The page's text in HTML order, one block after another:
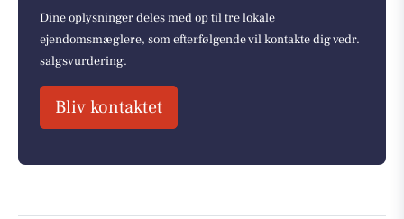
Dine oplysninger deles med op til tre lokale
ejendomsmæglere, som efterfølgende vil kontakte dig vedr.
salgsvurdering.
Bliv kontaktet